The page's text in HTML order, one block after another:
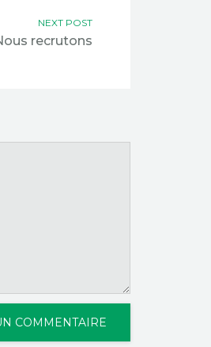
NEXT POST
recrutons